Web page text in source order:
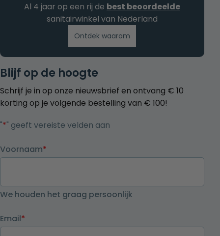
Blijf op de hoogte
Schrijf je in op onze nieuwsbrief en ontvang € 10
korting op je volgende bestelling van € 100!
"*" geeft vereiste velden aan
Voornaam*
We houden het graag persoonlijk
Email*
Al 4 jaar op een rij de best beoordeelde
sanitairwinkel van Nederland
Ontdek waarom